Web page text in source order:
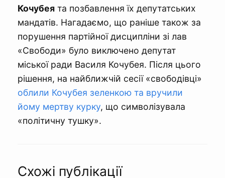
Кочубея та позбавлення їх депутатських
мандатів. Нагадаємо, що раніше також за
порушення партійної дисципліни зі лав
«Свободи» було виключено депутат
міської ради Василя Кочубея. Після цього
рішення, на найближчій сесії «свободівці»
облили Кочубея зеленкою та вручили
йому мертву курку, що символізувала
«політичну тушку».
Схожі публікації